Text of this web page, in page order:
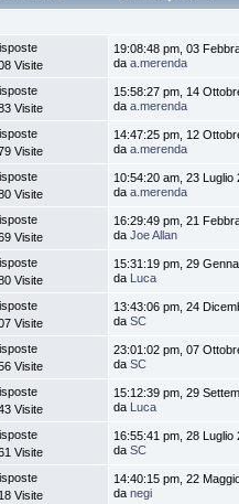
Visite
19:08:48 pm, 03
da a.merenda
Visite
15:58:27 pm, 14
da a.merenda
Visite
14:47:25 pm, 12
da a.merenda
Visite
10:54:20 am, 23 Luglio
da a.merenda
Visite
16:29:49 pm, 21
da Joe Allan
Visite
15:31:19 pm, 29
da Luca
Visite
13:43:06 pm, 24
da SC
Visite
23:01:02 pm, 07
da SC
Visite
15:12:39 pm, 29
da Luca
Visite
16:55:41 pm, 28 Luglio
da SC
Visite
14:40:15 pm, 22
da negi